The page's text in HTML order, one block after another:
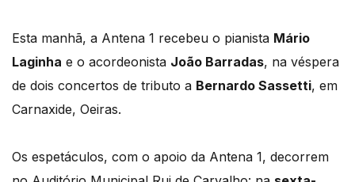
Esta manhã, a Antena 1 recebeu o pianista Mário
Laginha e o acordeonista João Barradas, na véspera
de dois concertos de tributo a Bernardo Sassetti, em
Carnaxide, Oeiras.
Os espetáculos, com o apoio da Antena 1, decorrem